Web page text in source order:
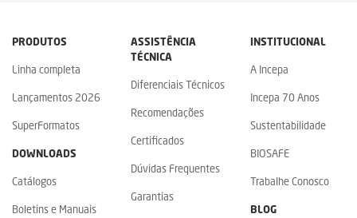
PRODUTOS
Linha completa
Lançamentos 2026
SuperFormatos
DOWNLOADS
Catálogos
Boletins e Manuais
ASSISTÊNCIA
TÉCNICA
Diferenciais Técnicos
Recomendações
Certificados
Dúvidas Frequentes
Garantias
INSTITUCIONAL
A Incepa
Incepa 70 Anos
Sustentabilidade
BIOSAFE
Trabalhe Conosco
BLOG